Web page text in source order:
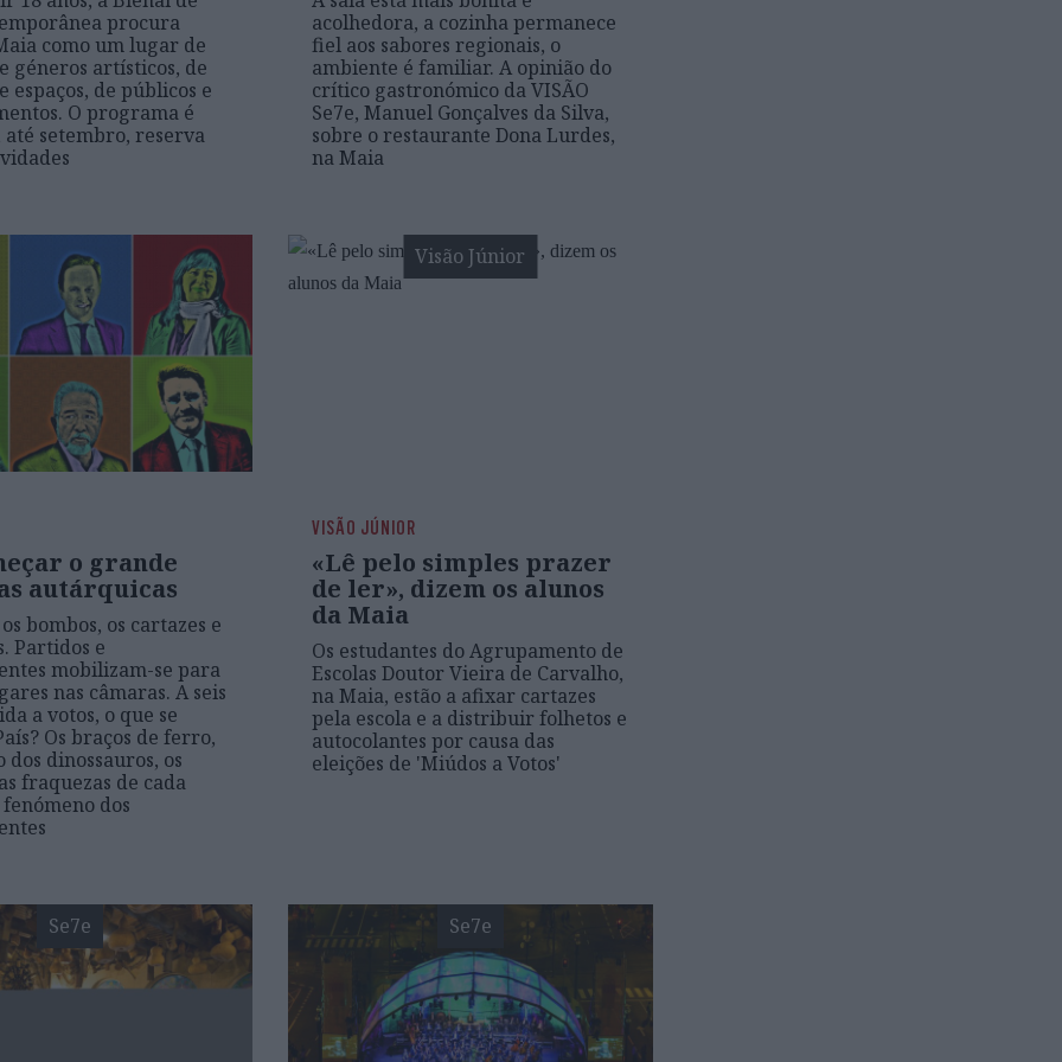
procura
como um lugar de
géneros artísticos, de
espaços, de públicos e
O programa é
até setembro, reserva
acolhedora, a cozinha permanece
fiel aos sabores regionais, o
ambiente é familiar. A opinião do
crítico gastronómico da VISÃO
Se7e, Manuel Gonçalves da Silva,
sobre o restaurante Dona Lurdes,
na Maia
o grande
autárquicas
bombos, os cartazes e
Partidos e
mobilizam-se para
nas câmaras. A seis
a votos, o que se
Os braços de ferro,
dos dinossauros, os
fraquezas de cada
dos
Visão Júnior
VISÃO JÚNIOR
«Lê pelo simples prazer
de ler», dizem os alunos
da Maia
Os estudantes do Agrupamento de
Escolas Doutor Vieira de Carvalho,
na Maia, estão a afixar cartazes
pela escola e a distribuir folhetos e
autocolantes por causa das
eleições de 'Miúdos a Votos'
Se7e Se7e